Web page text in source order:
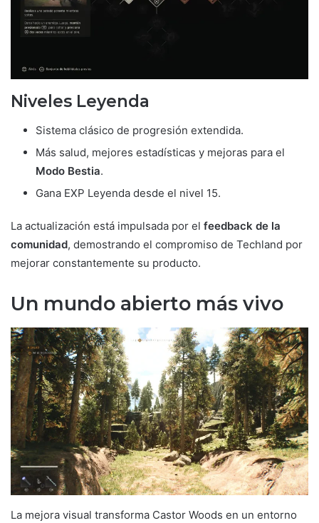
Niveles Leyenda
Sistema clásico de progresión extendida.
Más salud, mejores estadísticas y mejoras para el
Modo Bestia.
Gana EXP Leyenda desde el nivel 15.
La actualización está impulsada por el feedback de la
comunidad, demostrando el compromiso de Techland por
mejorar constantemente su producto.
Un mundo abierto más vivo
La mejora visual transforma Castor Woods en un entorno